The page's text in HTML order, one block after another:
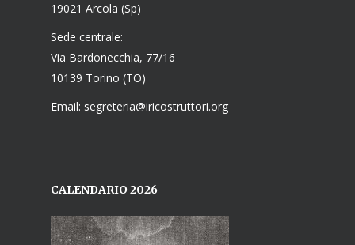
19021 Arcola (Sp)
Sede centrale:
Via Bardonecchia, 77/16
10139 Torino (TO)
Email: segreteria@iricostruttori.org
CALENDARIO 2026